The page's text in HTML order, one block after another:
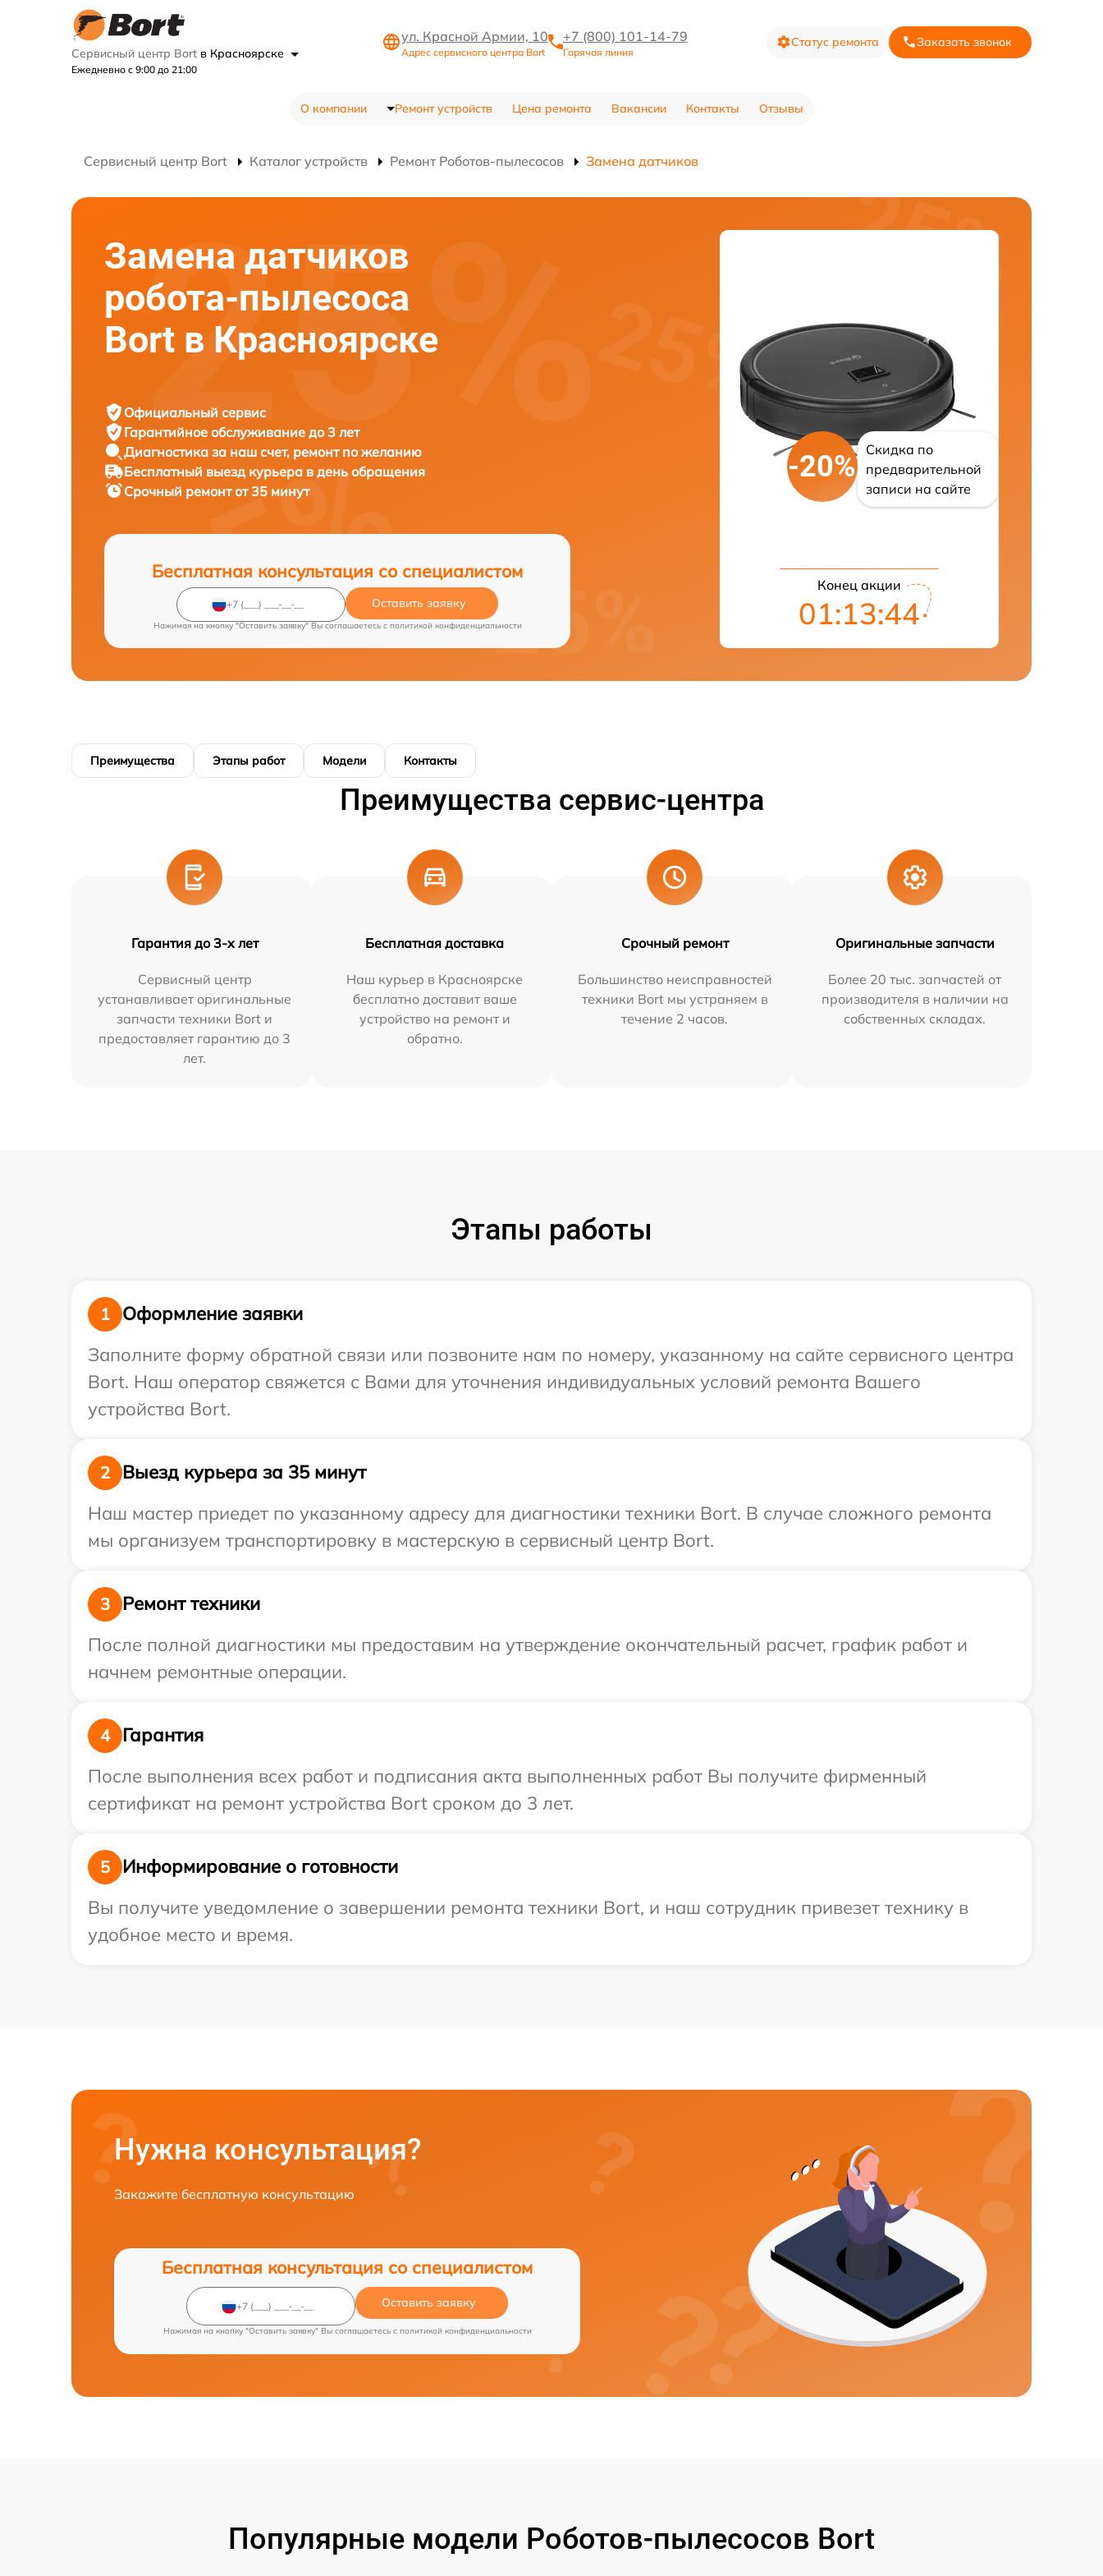
Сервисный центр Bort в Красноярске
Ежедневно с 9:00 до 21:00
ул. Красной Армии, 10
Адрес сервисного центра Bort
+7 (800) 101-14-79
Горячая линия
Статус ремонта Заказать звонок
О компании Ремонт устройств Цена ремонта Вакансии Контакты Отзывы
Сервисный центр Bort Каталог устройств Ремонт Роботов-пылесосов Замена датчиков
Замена датчиков
робота-пылесоса
Bort в Красноярске
Официальный сервис
Гарантийное обслуживание до 3 лет
Диагностика за наш счет, ремонт по желанию
Бесплатный выезд курьера в день обращения
Срочный ремонтот 35 минут
Бесплатная консультация со специалистом
Оставить заявку
Нажимая на кнопку "Оставить заявку" Вы соглашаетесь c политикой конфиденциальности
-20%
Скидка по
предварительной
записи на сайте
Конец акции
01:13:43
Преимущества Этапы работ Модели Контакты
Преимущества сервис-центра
Гарантия до 3-х лет
Сервисный центр
устанавливает оригинальные
запчасти техники Bort и
предоставляет гарантию до 3
лет.
Бесплатная доставка
Наш курьер в Красноярске
бесплатно доставит ваше
устройство на ремонт и
обратно.
Срочный ремонт
Большинство неисправностей
техники Bort мы устраняем в
течение 2 часов.
Оригинальные запчасти
Более 20 тыс. запчастей от
производителя в наличии на
собственных складах.
Этапы работы
1
Оформление заявки
Заполните форму обратной связи или позвоните нам по номеру, указанному на сайте сервисного центра
Bort. Наш оператор свяжется с Вами для уточнения индивидуальных условий ремонта Вашего
устройства Bort.
2
Выезд курьера за 35 минут
Наш мастер приедет по указанному адресу для диагностики техники Bort. В случае сложного ремонта
мы организуем транспортировку в мастерскую в сервисный центр Bort.
3
Ремонт техники
После полной диагностики мы предоставим на утверждение окончательный расчет, график работ и
начнем ремонтные операции.
4
Гарантия
После выполнения всех работ и подписания акта выполненных работ Вы получите фирменный
сертификат на ремонт устройства Bort сроком до 3 лет.
5
Информирование о готовности
Вы получите уведомление о завершении ремонта техники Bort, и наш сотрудник привезет технику в
удобное место и время.
Нужна консультация?
Закажите бесплатную консультацию
Бесплатная консультация со специалистом
Оставить заявку
Нажимая на кнопку "Оставить заявку" Вы соглашаетесь c политикой конфиденциальности
Популярные модели Роботов-пылесосов Bort